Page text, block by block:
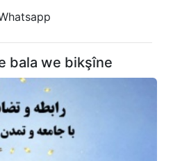
bala we bikşîne